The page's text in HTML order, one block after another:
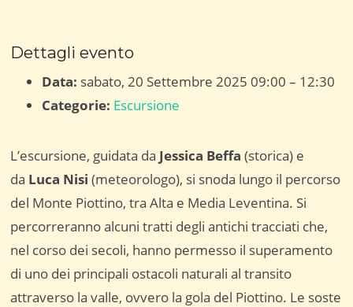
Dettagli evento
Data: sabato, 20 Settembre 2025 09:00 – 12:30
Categorie: Escursione
L’escursione, guidata da Jessica Beffa (storica) e
da Luca Nisi (meteorologo), si snoda lungo il percorso
del Monte Piottino, tra Alta e Media Leventina. Si
percorreranno alcuni tratti degli antichi tracciati che,
nel corso dei secoli, hanno permesso il superamento
di uno dei principali ostacoli naturali al transito
attraverso la valle, ovvero la gola del Piottino. Le soste